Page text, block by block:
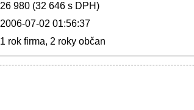
26 980 (32 646 s DPH)
2006-07-02 01:56:37
1 rok firma, 2 roky občan